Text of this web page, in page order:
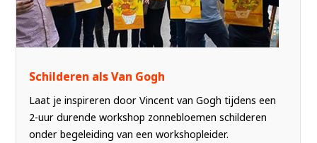
Schilderen als Van Gogh
Laat je inspireren door Vincent van Gogh tijdens een
2-uur durende workshop zonnebloemen schilderen
onder begeleiding van een workshopleider.